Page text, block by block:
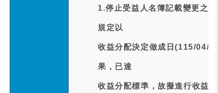
1.停止受益人名簿記載變更之
規定以
收益分配決定做成日(115/04/
果，已達
收益分配標準，故擬進行收益